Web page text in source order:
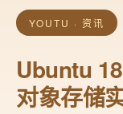
YOUTU · 资讯
Ubuntu
对象存储